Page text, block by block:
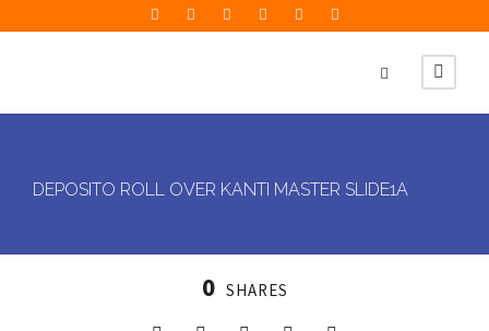
DEPOSITO ROLL OVER KANTI MASTER SLIDE1A
0 SHARES